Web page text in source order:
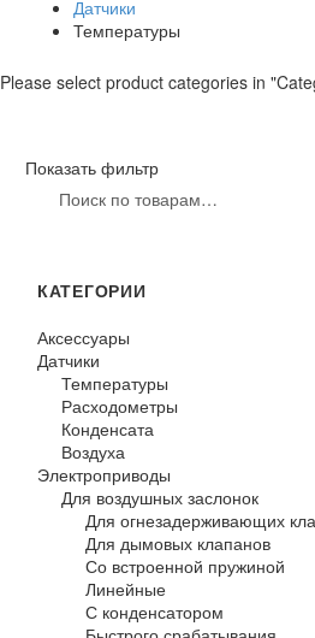
Датчики
Температуры
Please select product categories in
Показать фильтр
КАТЕГОРИИ
Аксессуары
Датчики
Температуры
Расходометры
Конденсата
Воздуха
Электроприводы
Для воздушных заслонок
Для огнезадерживающих
Для дымовых клапанов
Со встроенной пружиной
Линейные
С конденсатором